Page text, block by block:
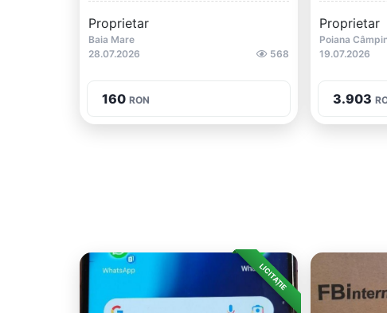
Proprietar
Baia Mare
28.07.2026
568
160 RON
Proprietar
Poiana
19.07.2026
3.903
LICITAȚIE